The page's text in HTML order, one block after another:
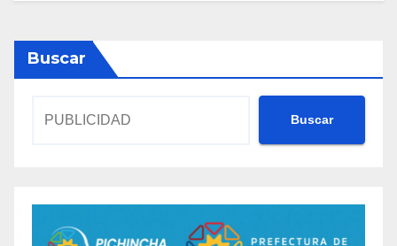
Buscar
Buscar